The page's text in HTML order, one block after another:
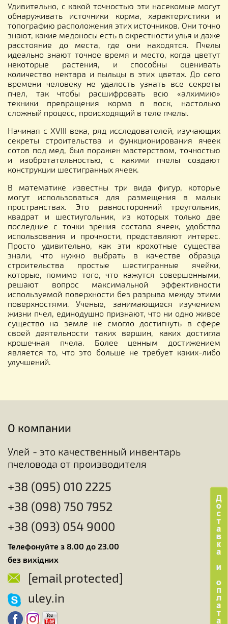
Удивительно, с какой точностью эти насекомые могут
обнаруживать источники корма, характеристики и
топографию расположения этих источников. Они точно
знают, какие медоносы есть в окрестности улья и даже
расстояние до места, где они находятся. Пчелы
идеально знают точное время и место, когда цветут
некоторые растения, и способны оценивать
количество нектара и пыльцы в этих цветах. До сего
времени человеку не удалость узнать все секреты
пчел, так чтобы расшифровать всю «алхимию»
техники превращения корма в воск, настолько
сложный процесс, происходящий в теле пчелы.
Начиная с XVIII века, ряд исследователей, изучающих
секреты строительства и функционирования ячеек
сотов под мед, был поражен мастерством, точностью
и изобретательностью, с какими пчелы создают
конструкции шестигранных ячеек.
В математике известны три вида фигур, которые
могут использоваться для размещения в малых
пространствах. Это равносторонний треугольник,
квадрат и шестиугольник, из которых только две
последние с точки зрения состава ячеек, удобства
использования и прочности, представляют интерес.
Просто удивительно, как эти крохотные существа
знали, что нужно выбрать в качестве образца
строительства простые шестигранные ячейки,
которые, помимо того, что кажутся совершенными,
решают вопрос максимальной эффективности
используемой поверхности без разрыва между этими
поверхностями. Ученые, занимающиеся изучением
жизни пчел, единодушно признают, что ни одно живое
существо на земле не смогло достигнуть в сфере
своей деятельности таких вершин, каких достигла
крошечная пчела. Более ценным достижением
является то, что это больше не требует каких-либо
улучшений.
О компании
Улей - это качественный инвентарь
пчеловода от производителя
+38 (095) 010 2225
+38 (098) 750 7952
+38 (093) 054 9000
Телефонуйте з 8.00 до 23.00
без вихідних
[email protected]
uley.in